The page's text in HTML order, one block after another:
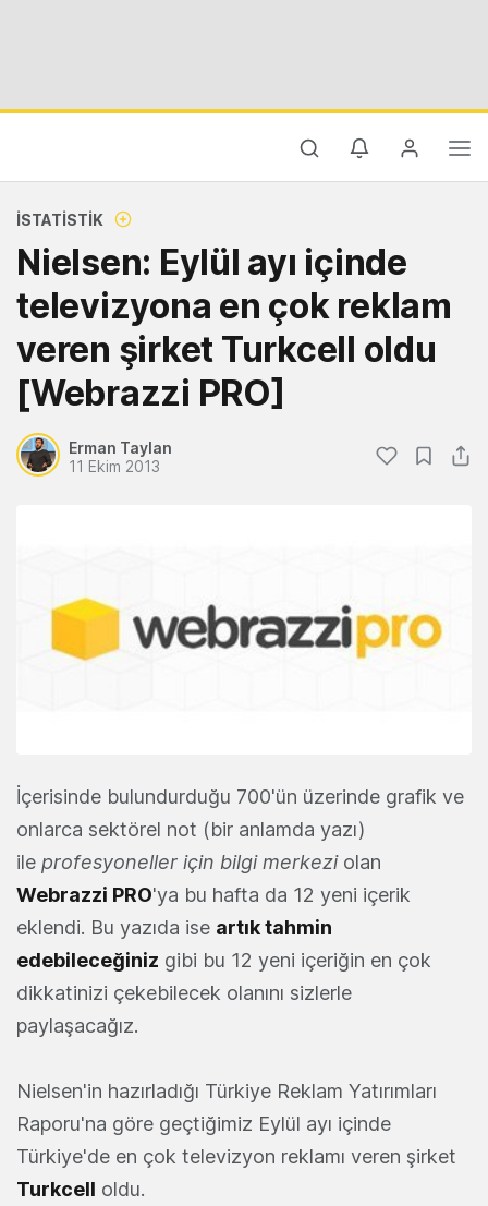
İSTATISTIK
Nielsen: Eylül ayı içinde
televizyona en çok reklam
veren şirket Turkcell oldu
[Webrazzi PRO]
Erman Taylan
11 Ekim 2013
İçerisinde bulundurduğu 700'ün üzerinde grafik ve
onlarca sektörel not (bir anlamda yazı)
ile profesyoneller için bilgi merkeziolan
Webrazzi PRO'ya bu hafta da 12 yeni içerik
eklendi. Bu yazıda ise artık tahmin
edebileceğiniz gibi bu 12 yeni içeriğin en çok
dikkatinizi çekebilecek olanını sizlerle
paylaşacağız.
Nielsen'in hazırladığı Türkiye Reklam Yatırımları
Raporu'na göre geçtiğimiz Eylül ayı içinde
Türkiye'de en çok televizyon reklamı veren şirket
Turkcell oldu.